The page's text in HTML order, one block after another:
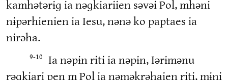
kamhətərɨɡ ia nəɡkiariien səvəi Pol, mhəni
nɨpərhienien ia Iesu, nənə ko paptaes ia
nirəha.
9-10
Ia nəpɨn riti ia nəpɨn, Iərɨmənu
rəɡkiari pen m Pol ia nəməkrəhaien riti, mɨni